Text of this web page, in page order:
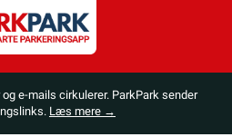
og e-mails cirkulerer. ParkPark sender
Læs mere →